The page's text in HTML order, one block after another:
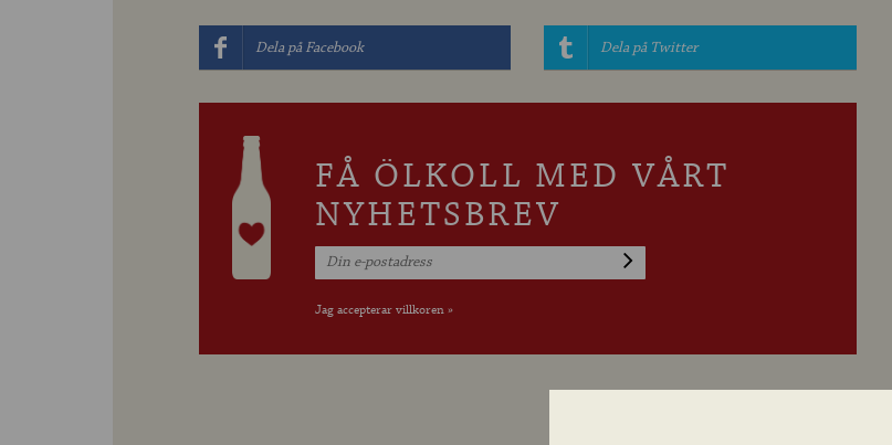
Dela på Facebook Dela på Twitter
FÅ ÖLKOLL MED VÅRT
NYHETSBREV
Jag accepterar villkoren »